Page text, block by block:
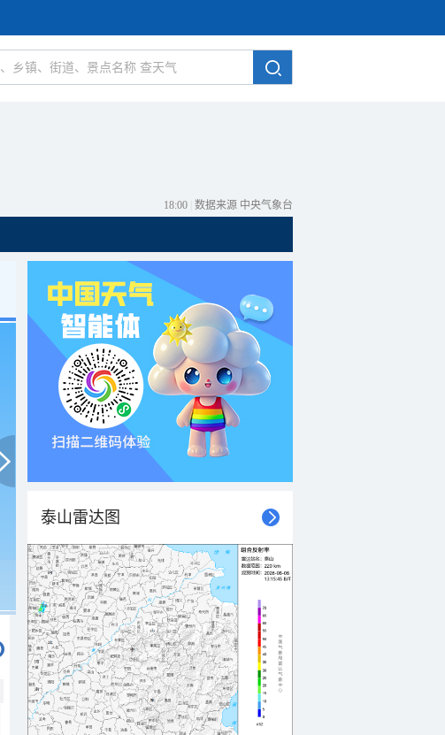
18:00 数据来源 中央气象台
20时 21时 22时 23时 00时 01时
泰山雷达图